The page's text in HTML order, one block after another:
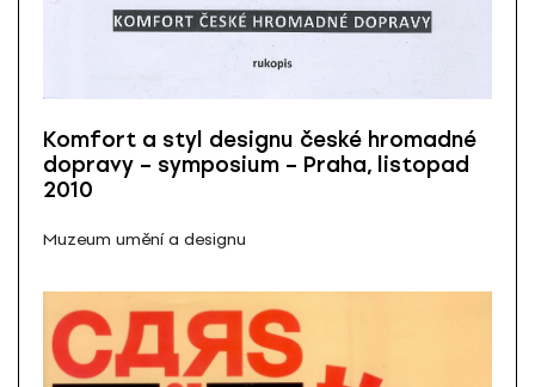
Komfort a styl designu české hromadné
dopravy – symposium – Praha, listopad
2010
Muzeum umění a designu